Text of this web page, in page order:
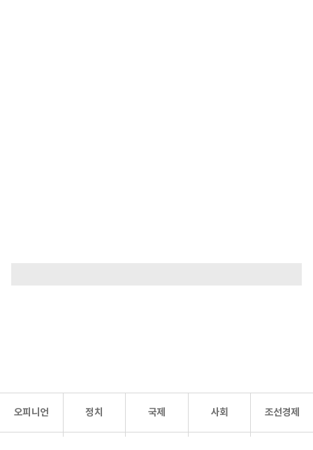
오피니언 정치 국제 사회 조선경제